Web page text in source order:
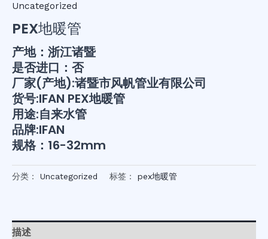
Uncategorized
PEX地暖管
产地：浙江诸暨
是否进口：否
厂家(产地):诸暨市风帆管业有限公司
货号:IFAN PEX地暖管
用途:自来水管
品牌:IFAN
规格：16-32mm
分类： Uncategorized 标签： pex地暖管
描述